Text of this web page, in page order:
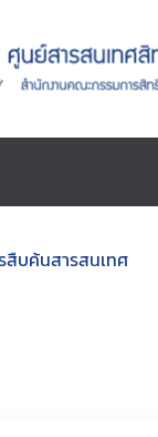
สืบค้นสารสนเทศ